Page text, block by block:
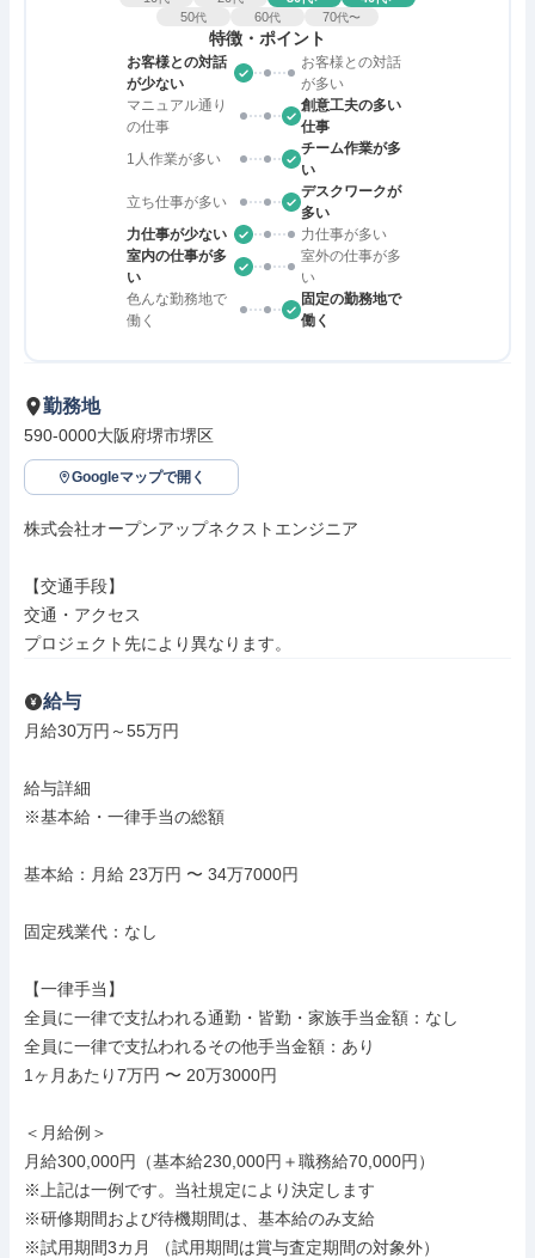
50代 60代 70代〜
特徴・ポイント
お客様との対話
が少ない
お客様との対話
が多い
マニュアル通り
の仕事
創意工夫の多い
仕事
1人作業が多い
チーム作業が多
い
立ち仕事が多い
デスクワークが
多い
力仕事が少ない
力仕事が多い
室内の仕事が多
い
室外の仕事が多
い
色んな勤務地で
働く
固定の勤務地で
働く
勤務地
590-0000大阪府堺市堺区
Googleマップで開く
株式会社オープンアップネクストエンジニア
【交通手段】
交通・アクセス
プロジェクト先により異なります。
給与
月給30万円～55万円
給与詳細
※基本給・一律手当の総額
基本給：月給 23万円 〜 34万7000円
固定残業代：なし
【一律手当】
全員に一律で支払われる通勤・皆勤・家族手当金額：なし
全員に一律で支払われるその他手当金額：あり
1ヶ月あたり7万円 〜 20万3000円
＜月給例＞
月給300,000円（基本給230,000円＋職務給70,000円）
※上記は一例です。当社規定により決定します
※研修期間および待機期間は、基本給のみ支給
※試用期間3カ月 （試用期間は賞与査定期間の対象外）